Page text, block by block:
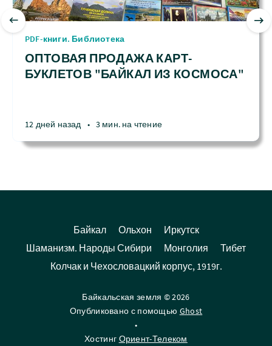
PDF-книги. Библиотека
ОПТОВАЯ ПРОДАЖА КАРТ-
БУКЛЕТОВ "БАЙКАЛ ИЗ КОСМОСА"
12 дней назад • 3 мин. на чтение
Байкал Ольхон
Иркутск
Шаманизм. Народы Сибири
Монголия
Тибет
Колчак и Чехословацкий корпус, 1919г.
Байкальская земля © 2026
Опубликовано с помощью Ghost
•
Хостинг Ориент-Телеком